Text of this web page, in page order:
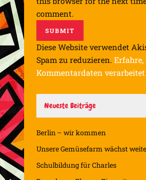
comment.
Diese Website verwendet
Spam zu reduzieren.
Kommentardaten
Neueste Beiträge
Berlin – wir kommen
Unsere Gemüsefarm wächst
Schulbildung für Charles